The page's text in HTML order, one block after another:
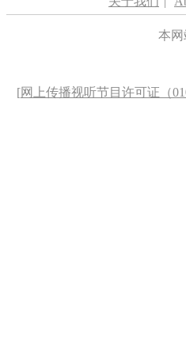
本
[网上传播视听节目许可证（